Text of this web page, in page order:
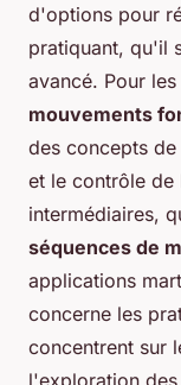
d'options pour
pratiquant, qu'il
avancé. Pour
mouvements
des concepts
et le contrôle de
intermédiaires,
séquences de
applications
concerne les
concentrent sur
l'exploration